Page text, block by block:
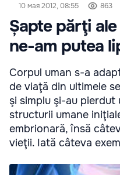
10 мая 2012, 08:55 863
Șapte părţi
ne-am putea
Corpul uman s-a
de viaţă din ultimele
şi simplu şi-au pierdut
structurii umane
embrionară, însă
vieţii. Iată câteva